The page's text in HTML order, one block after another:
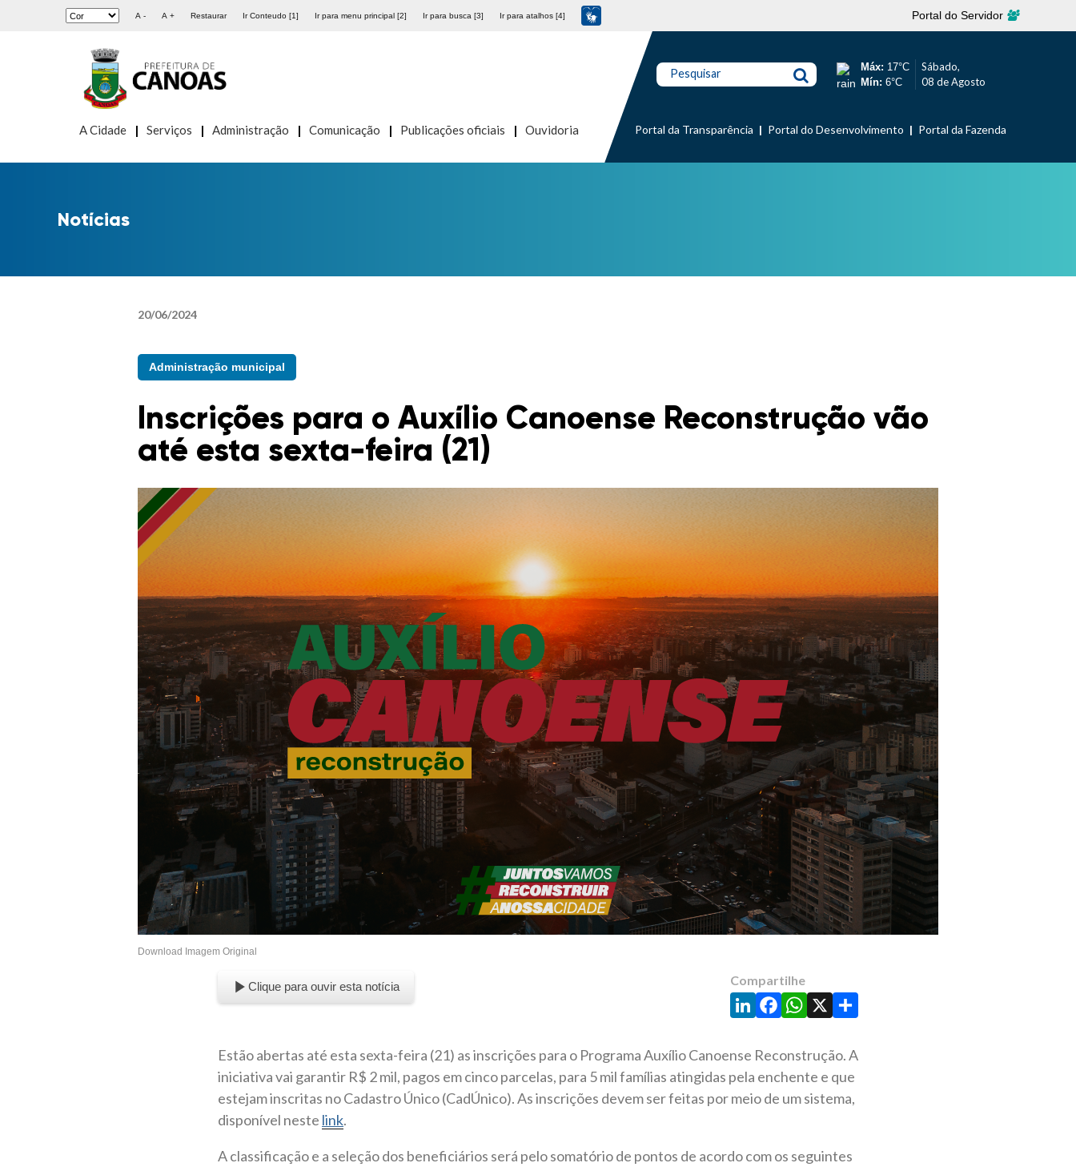
A - A + Restaurar Ir Conteudo [1] Ir para menu principal [2] Ir para busca [3] Ir para atalhos [4] Portal do Servidor
A Cidade Serviços Administração Comunicação Publicações oficiais Ouvidoria
Pesquisar Máx: 17°C
Mín: 6°C
Sábado,
08 de Agosto
Portal da Transparência Portal do Desenvolvimento Portal da Fazenda
Notícias
20/06/2024
Administração municipal
Inscrições para o Auxílio Canoense Reconstrução vão
até esta sexta-feira (21)
Download Imagem Original
Clique para ouvir esta notícia Compartilhe
LinkedIn
Facebook
WhatsApp
X Share
Estão abertas até esta sexta-feira (21) as inscrições para o Programa Auxílio Canoense Reconstrução. A
iniciativa vai garantir R$ 2 mil, pagos em cinco parcelas, para 5 mil famílias atingidas pela enchente e que
estejam inscritas no Cadastro Único (CadÚnico). As inscrições devem ser feitas por meio de um sistema,
disponível neste link.
A classificação e a seleção dos beneficiários será pelo somatório de pontos de acordo com os seguintes